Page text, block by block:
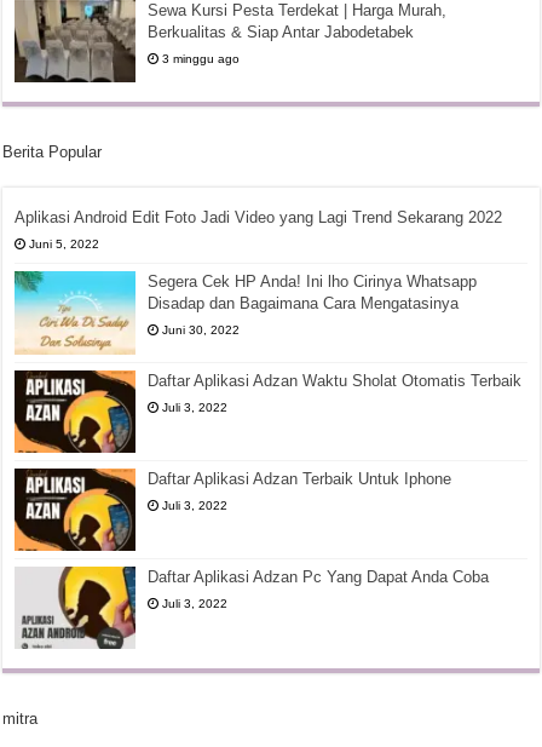
Sewa Kursi Pesta Terdekat | Harga Murah,
Berkualitas & Siap Antar Jabodetabek
3 minggu ago
Berita Popular
Aplikasi Android Edit Foto Jadi Video yang Lagi Trend Sekarang 2022
Juni 5, 2022
Segera Cek HP Anda! Ini lho Cirinya Whatsapp
Disadap dan Bagaimana Cara Mengatasinya
Juni 30, 2022
Daftar Aplikasi Adzan Waktu Sholat Otomatis Terbaik
Juli 3, 2022
Daftar Aplikasi Adzan Terbaik Untuk Iphone
Juli 3, 2022
Daftar Aplikasi Adzan Pc Yang Dapat Anda Coba
Juli 3, 2022
mitra